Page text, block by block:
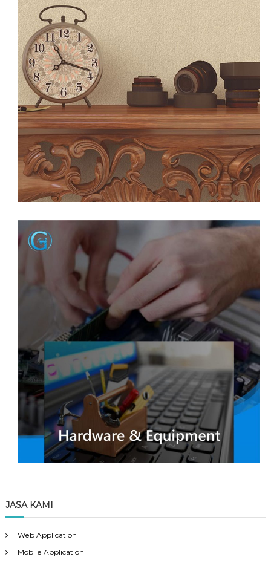
JASA KAMI
Web Application
Mobile Application